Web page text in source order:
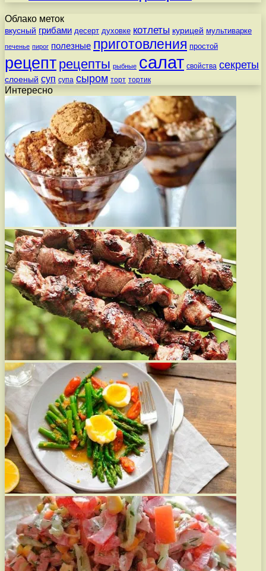
Облако меток
вкусный грибами десерт духовке котлеты курицей мультиварке
печенье пирог полезные приготовления простой
рецепт рецепты рыбные салат свойства секреты
слоеный суп супа сыром торт тортик
Интересно